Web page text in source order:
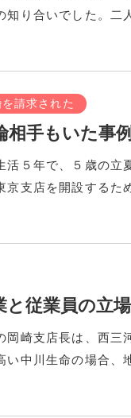
り合いでした。二
請求された
手もいた事
５年で、５歳の立
京支店を開設するた
従業員の立
崎支店長は、西三
中川生命の場合、